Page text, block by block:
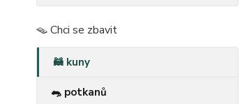
🪤 Chci se zbavit
🦝 kuny
🐀 potkanů